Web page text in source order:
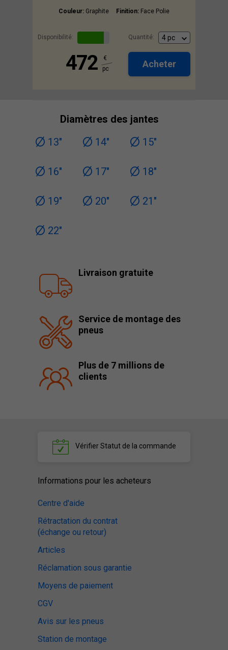
Couleur: Graphite Finition: Face Polie
Disponibilité: Quantité:
472
€
pc
Acheter
Diamètres des jantes
13"
14" 15"
16" 17" 18"
19" 20" 21"
22"
Livraison gratuite
Service de montage des
pneus
Plus de 7 millions de
clients
VérifierStatut de la commande
Informations pour les acheteurs
Centre d'aide
Rétractation du contrat
(échange ou retour)
Articles
Réclamation sous garantie
Moyens de paiement
CGV
Avis sur les pneus
Station de montage